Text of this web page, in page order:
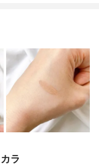
ラ